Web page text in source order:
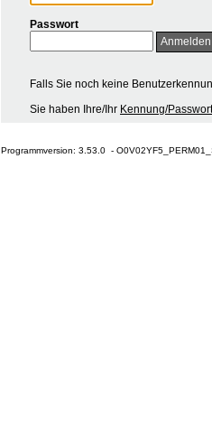
Passwort
Falls Sie noch keine
Sie haben Ihre/Ihr Kennung/
Programmversion: 3.53.0 -